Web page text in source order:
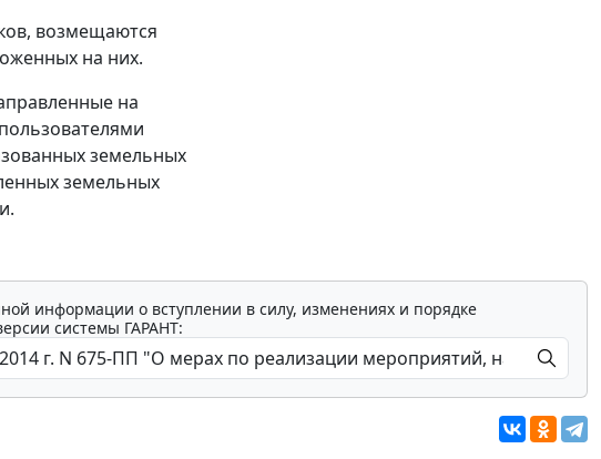
возмещаются
на них.
на
земельных
земельных
информации о вступлении в силу, изменениях и порядке
системы ГАРАНТ: